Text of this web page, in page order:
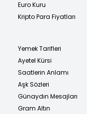
Euro Kuru
Kripto Para Fiyatları
Yemek Tarifleri
Ayetel Kürsi
Saatlerin Anlamı
Aşk Sözleri
Günaydın Mesajları
Gram Altın